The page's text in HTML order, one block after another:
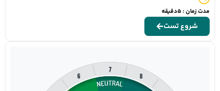
مدت زمان : 5دقیقه
شروع تست